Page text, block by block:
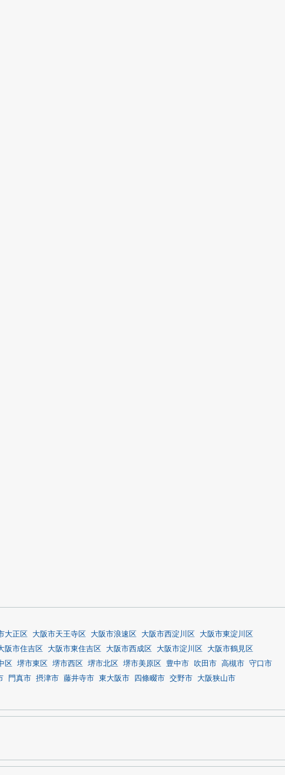
大正区 大阪市天王寺区 大阪市浪速区 大阪市西淀川区
大阪市東淀川区
阪市住吉区 大阪市東住吉区 大阪市西成区 大阪市淀川区
大阪市鶴見区
区 堺市東区 堺市西区 堺市北区 堺市美原区 豊中市 吹田市 高槻市 守口市
門真市 摂津市 藤井寺市 東大阪市 四條畷市 交野市
大阪狭山市